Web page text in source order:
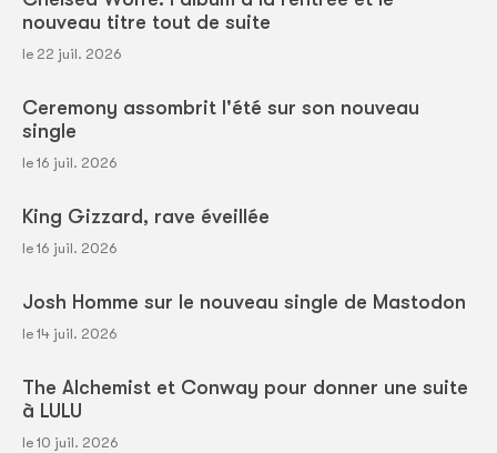
nouveau titre tout de suite
le 22 juil. 2026
Ceremony assombrit l'été sur son nouveau
single
le 16 juil. 2026
King Gizzard, rave éveillée
le 16 juil. 2026
Josh Homme sur le nouveau single de Mastodon
le 14 juil. 2026
The Alchemist et Conway pour donner une suite
à LULU
le 10 juil. 2026